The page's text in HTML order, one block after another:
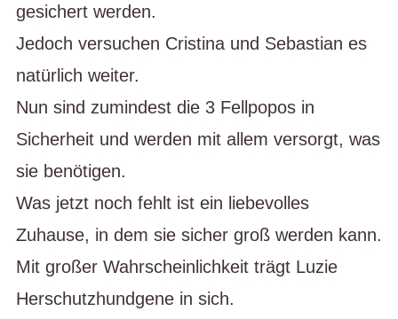
gesichert werden.
Jedoch versuchen Cristina und Sebastian es
natürlich weiter.
Nun sind zumindest die 3 Fellpopos in
Sicherheit und werden mit allem versorgt, was
sie benötigen.
Was jetzt noch fehlt ist ein liebevolles
Zuhause, in dem sie sicher groß werden kann.
Mit großer Wahrscheinlichkeit trägt Luzie
Herschutzhundgene in sich.